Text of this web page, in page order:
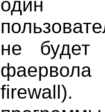
один
не будет
firewall).